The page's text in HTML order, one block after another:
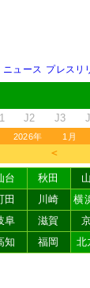
ニュース プレスリ
J2 J3
2026年 1月
＜
台 秋田
田 川崎 横
阜 滋賀
知 福岡 北